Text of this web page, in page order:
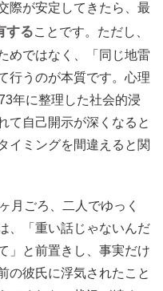
際が安定してきたら、最
することです。ただし、
めではなく、「同じ地雷
行うのが本質です。心理
年に整理した社会的浸
て自己開示が深くなると
イミングを間違えると関
月ごろ、二人でゆっく
、「重い話じゃないんだ
」と前置きし、事実だけ
の彼氏に浮気されたこと